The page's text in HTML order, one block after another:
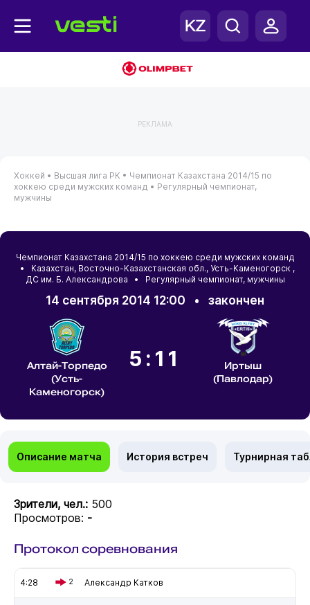
РЕКЛАМА
Хоккей • Высшая лига РК • Чемпионат Казахстана 2014/15 по
хоккею среди мужских команд • Регулярный чемпионат,
мужчины
Чемпионат Казахстана 2014/15 по хоккею среди мужских команд
• Казахстан, Восточно-Казахстанская обл., Усть-Каменогорск ,
ДС им. Б. Александрова • Регулярный чемпионат, мужчины
14 сентября 2014 12:00 • закончен
Алтай-Торпедо
(Усть-
Каменогорск)
5:11
Иртыш
(Павлодар)
Описание матча История встреч Турнирная
Зрители, чел.: 500
Просмотров: -
Протокол соревнования
4:28 2 Александр Катков